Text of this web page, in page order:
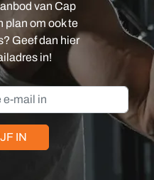
van Cap
plan om ook te
Geef dan hier
in!